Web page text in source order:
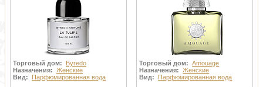
Торговый дом: Byredo
Назначения: Женские
Вид: Парфюмированная вода
Торговый дом:Amouage
Назначения:Женские
Вид: Парфюмированная вода